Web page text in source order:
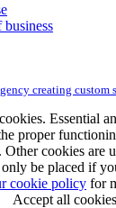
business
creating custom
Essential
proper
Other cookies are
be placed if
cookie policy for
Accept all cookies